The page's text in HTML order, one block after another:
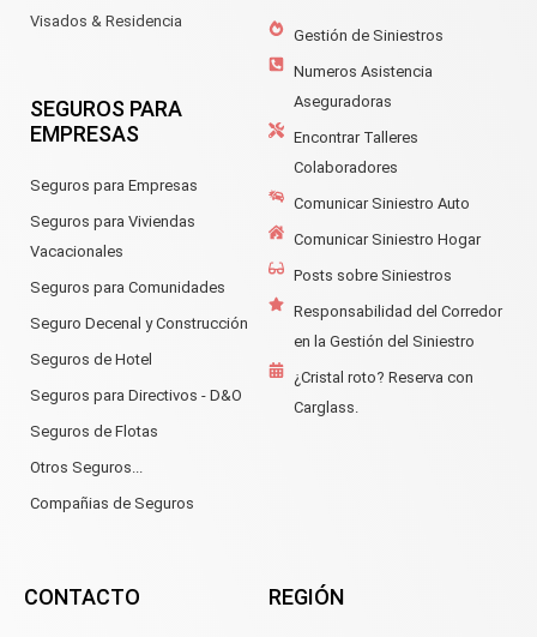
Visados & Residencia
SEGUROS PARA
EMPRESAS
Seguros para Empresas
Seguros para Viviendas
Vacacionales
Seguros para Comunidades
Seguro Decenal y Construcción
Seguros de Hotel
Seguros para Directivos - D&O
Seguros de Flotas
Otros Seguros...
Compañias de Seguros
Gestión de Siniestros
Numeros Asistencia
Aseguradoras
Encontrar Talleres
Colaboradores
Comunicar Siniestro Auto
Comunicar Siniestro Hogar
Posts sobre Siniestros
Responsabilidad del Corredor
en la Gestión del Siniestro
¿Cristal roto? Reserva con
Carglass.
CONTACTO REGIÓN